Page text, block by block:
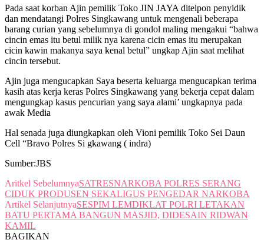
Pada saat korban Ajin pemilik Toko JIN JAYA ditelpon penyidik
dan mendatangi Polres Singkawang untuk mengenali beberapa
barang curian yang sebelumnya di gondol maling mengakui “bahwa
cincin emas itu betul milik nya karena cicin emas itu merupakan
cicin kawin makanya saya kenal betul” ungkap Ajin saat melihat
cincin tersebut.
Ajin juga mengucapkan Saya beserta keluarga mengucapkan terima
kasih atas kerja keras Polres Singkawang yang bekerja cepat dalam
mengungkap kasus pencurian yang saya alami’ ungkapnya pada
awak Media
Hal senada juga diungkapkan oleh Vioni pemilik Toko Sei Daun
Cell “Bravo Polres Si gkawang ( indra)
Sumber:JBS
Aritkel SebelumnyaSATRESNARKOBA POLRES SERANG
CIDUK PRODUSEN SEKALIGUS PENGEDAR NARKOBA
Artikel SelanjutnyaSESPIM LEMDIKLAT POLRI LETAKAN
BATU PERTAMA BANGUN MASJID, DIDESAIN RIDWAN
KAMIL
BAGIKAN